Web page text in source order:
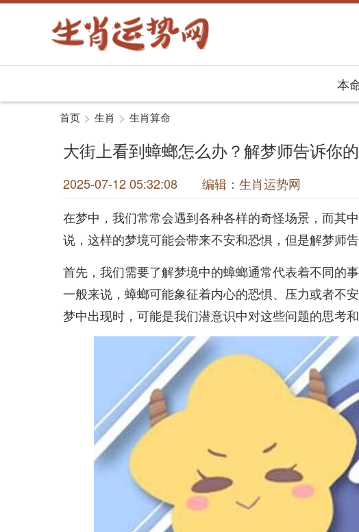
本
首页 > 生肖 > 生肖算命
大街上看到蟑螂怎么办？解梦师告诉你
2025-07-12 05:32:08 编辑：生肖运势网
在梦中，我们常常会遇到各种各样的奇怪场景，而其
说，这样的梦境可能会带来不安和恐惧，但是解梦师
首先，我们需要了解梦境中的蟑螂通常代表着不同的
一般来说，蟑螂可能象征着内心的恐惧、压力或者不
梦中出现时，可能是我们潜意识中对这些问题的思考和